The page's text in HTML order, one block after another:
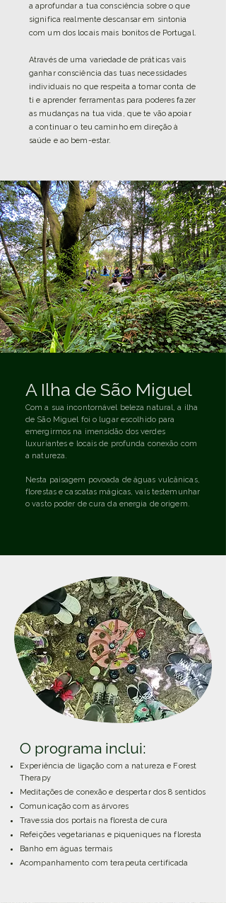
a aprofundar a tua consciência sobre o que
significa realmente descansar em sintonia
com um dos locais mais bonitos de Portugal.
Através de uma variedade de práticas vais
ganhar consciência das tuas necessidades
individuais no que respeita a tomar conta de
ti e aprender ferramentas para poderes fazer
as mudanças na tua vida, que te vão apoiar
a continuar o teu caminho em direção à
saúde e ao bem-estar.
A Ilha de São Miguel
Com a sua incontornável beleza natural, a ilha
de São Miguel foi o lugar escolhido para
emergirmos na imensidão dos verdes
luxuriantes e locais de profunda conexão com
a natureza.
Nesta paisagem povoada de águas vulcânicas,
florestas e cascatas mágicas, vais testemunhar
o vasto poder de cura da energia de origem.
O programa inclui:
Experiência de ligação com a natureza e Forest
Therapy
Meditações de conexão e despertar dos 8 sentidos
Comunicação com as árvores
Travessia dos portais na floresta de cura
Refeições vegetarianas e piqueniques na floresta
Banho em águas termais
Acompanhamento com terapeuta certificada